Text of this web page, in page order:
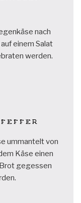
nach
einem Salat
werden.
ummantelt von
Käse einen
gegessen